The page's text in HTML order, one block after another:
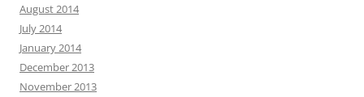
August 2014
July 2014
January 2014
December 2013
November 2013